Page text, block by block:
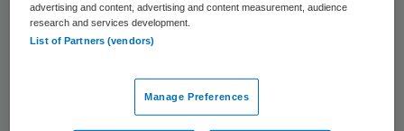
middel tegen hoge cholesterol (Lipitor) in de
Verenigde Staten in november vorig jaar en
goedkope namaakmiddelen. Daardoor ging
de Amerikaanse omzet met 15 procent
advertising and content, advertising and content measurement, audience
research and services development.
List of Partners (vendors)
Manage Preferences